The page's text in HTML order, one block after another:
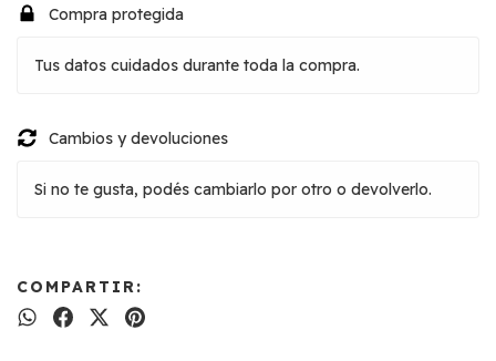
Compra protegida
Tus datos cuidados durante toda la compra.
Cambios y devoluciones
Si no te gusta, podés cambiarlo por otro o devolverlo.
COMPARTIR: